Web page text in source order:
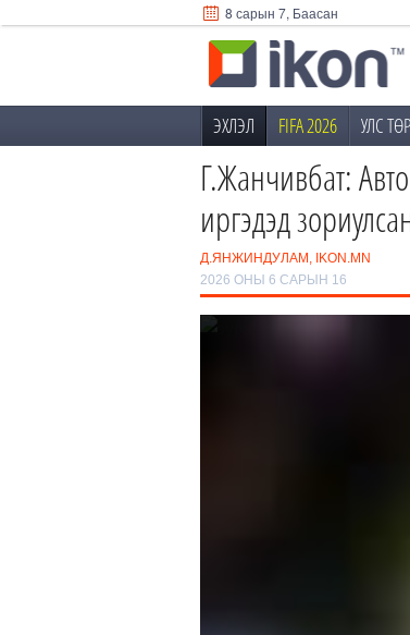
8 сарын 7, Баасан
ЭХЛЭЛ FIFA 2026 УЛС ТӨР
Г.Жанчивбат:
иргэдэд
Д.ЯНЖИНДУЛАМ, IKON.MN
2026 ОНЫ 6 САРЫН 16